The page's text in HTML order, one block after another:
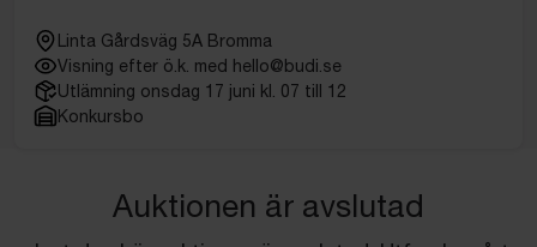
Linta Gårdsväg 5A Bromma
Visning efter ö.k. med hello@budi.se
Utlämning onsdag 17 juni kl. 07 till 12
Konkursbo
Auktionen är avslutad